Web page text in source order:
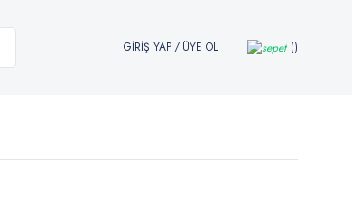
GİRİŞ YAP/ ÜYE OL